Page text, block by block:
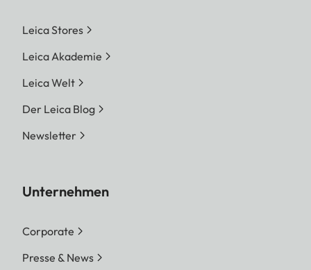
Leica Stores
Leica Akademie
Leica Welt
Der Leica Blog
Newsletter
Unternehmen
Corporate
Presse & News